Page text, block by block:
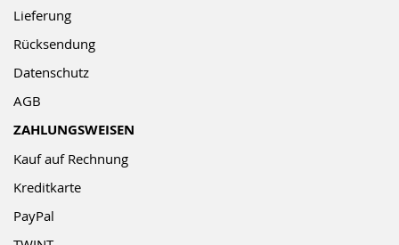
Lieferung
Rücksendung
Datenschutz
AGB
ZAHLUNGSWEISEN
Kauf auf Rechnung
Kreditkarte
PayPal